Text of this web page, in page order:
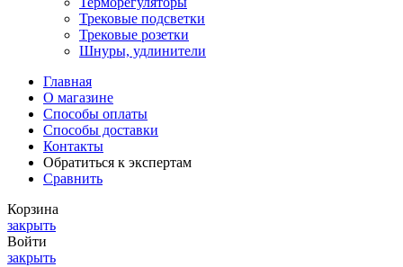
Трековые подсветки
Трековые розетки
Шнуры, удлинители
Главная
О магазине
Способы оплаты
Способы доставки
Контакты
Обратиться к экспертам
Сравнить
Корзина
закрыть
Войти
закрыть